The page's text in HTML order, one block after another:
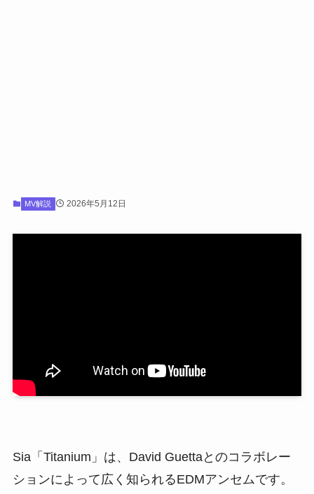
MV解説 2026年5月12日
Sia「Titanium」は、David Guettaとのコラボレー
ションによって広く知られるEDMアンセムです。